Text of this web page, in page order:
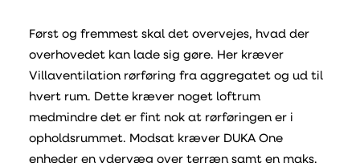
Først og fremmest skal det overvejes, hvad der
overhovedet kan lade sig gøre. Her kræver
Villaventilation rørføring fra aggregatet og ud til
hvert rum. Dette kræver noget loftrum
medmindre det er fint nok at rørføringen er i
opholdsrummet. Modsat kræver DUKA One
enheder en ydervæg over terræn samt en maks.